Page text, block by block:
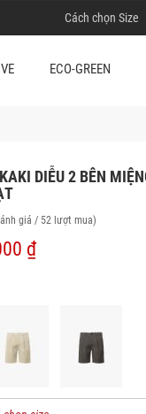
Cách chọn Size
ECO-GREEN
DIỄU 2 BÊN
giá / 52 lượt mua)
₫